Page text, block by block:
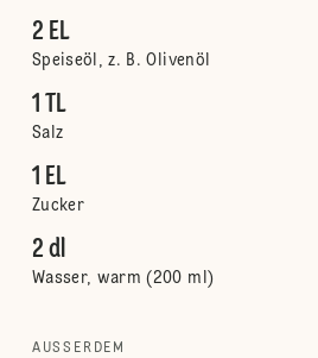
2 EL
Speiseöl, z. B. Olivenöl
1 TL
Salz
1 EL
Zucker
2 dl
Wasser, warm (200 ml)
AUSSERDEM